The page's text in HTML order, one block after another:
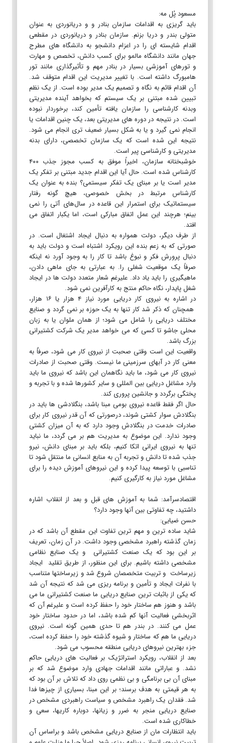
مسعود پُل مه:
باید گریزی به اقدامات سازمان بنادر و و دریانوردی به عنوان
متولی بندر و دریا بزنم. سازمان بنادر و دریانوردی در مقطعی
اقدام شایسته ای را در اعزام دانشجو به دانشگاه های مطرح
جهان مانند دانشگاه مالمو برای کسب دانش، تخصص و مهارت
و تورهای آموزشی بسیار در بنادر مهم و تأثیرگذاری مانند تور
هامبورگ داشته است. با تغییر مدیریت این اقدام متوقف شد.
آن اقدام قائم به نگاه و تصمیم یک مدیر بوده است. از یک نظم
تبیین شده مبتنی بر یک سیستم که بخواهد آینده مدیریتی
وبدنه کارشناسی را سازمان یافته تأمین کند، برخوردار نبوده
است. در نتیجه در دوره های مدیریتی بعد، یک چنین اقدامات یا
انجام نمی گیرد و یا به شکل بسیار ضعیف تری انجام می شود.
نتیجه این شده است که یک سازمان تخصصی، دارای بدنه
مدیریتی و کارشناسی پیر است.
خوشبختانه سازمان، اخیراً موفق به کسب مجوز جذب ۴۰۰
کارشناس شده است. حال آیا این اقدام جدید مبتنی بر تفکر یک
مدیر است یا بر مبنای یک تفکر سیستمی؟ بنده به عنوان یک
کارشناس مرتبط در بخش خصوصی، هیچ گونه رفتار
سیستماتیک برای استمرار این قاعده در سال‌های آتی را نمی
بینم؛ هرچند این عمل اتفاق مبارکی است، اما یکبار اتفاق می
افتد.
از طرف دیگر، دولت همواره به دنبال ایجاد اشتغال است. در
صورتی که به زعم بنده این رویکرد اشتباه است و دولت باید به
دنبال پرورش فکر و نبوغ باشد تا کار را به وجود آورد نه اینکه
صرفاً یک موقعیت شغلی را. به عبارتی به جای ماهی دادن،
ماهیگیری را باید یاد داد. علیرغم شعار متعدد دولت ها در ایجاد
شغل پایدار، نگاه حاکم منتج به کارآفرین نمی شود.
در اشاره به نیروی کار دریایی مورد نیاز ۴ هزار یا ۱۶ هزار،
همچنان که ذکر شد کار تنها به یک حوزه بر نمی گردد و صنایع
مختلف دریایی را شامل می شود؛ از همان ملوان یا به زبان
محلی جاشو تا کسی که می خواهد مدیر یک شرکت کشتیرانی
بزرگ باشد.
واقعیت این است وقتی صحبت از نیروی کار می شود، صرفاٌ به
معنی کار در آبهای سرزمینی ما نیست. وقتی صحبت از صادرات
نیروی کار می شود، ما باید نگاهمان این باشد که نیروی ما باید
وارد مشاغل دریایی بین المللی و سایر کشورها شده و با تجربه و
پختگی برگردد و جانشین پروری کند.
حال اگر فقط قاعده نیروی بومی مبنا باشد، بنگلادشی ها باید در
بنگلادش سوار کشتی شوند، درصورتی که آن قدر نیروی کار برای
صادرات خدمت در بنگلادش وجود دارد که به آن میزان کشتی
وجود ندارد. این موضوع به مدیریت هم بر می گردد، ما نباید
تنها به نیروی ایرانی اتکا کنیم، بلکه باید بر مبنای دانش، نیرو
جذب شده تا دانش و تجربه آن به منابع انسانی ما منتقل شود تا
تناسبی با توسعه پیدا کرده و این نیروهای آموزش دیده را برای
مشاغل مورد نیاز به کارگیری کنیم.
اقتصادسرآمد: شما به آموزش های قبل و بعد از انقلاب اشاره
داشتید، چه تفاوتی بین آنها وجود دارد؟
حسن ضیایی:
شاید ساده ترین و مهم ترین تفاوت این مقطع آن باشد که در
زمان گذشته راهبرد مشخصی وجود داشت. در آن زمان، تعریف
بر این بود که یک صنعت کشتیرانی و یک صنایع نظامی
مشخصی داشته باشیم. برای این منظور، از طریق تقلید ایجاد
زیرساخت و تربیت متخصصان شروع شد و زیرساختها متناسب
با نفرات ایجاد و تأمین و برنامه ریزی می شد که نتیجه آن شد
که یکی از باثبات ترین صنایع دریایی ما صنعت کشتیرانی ما می
باشد و هنوز هم ساختار خود را حفظ کرده است و علیرغم آن که
اثربخشی فعالیت آنها کم شده باشد، اما در حدود ساختار خود
عمل می کنند. در بندر هم تا حدی همین گونه است. نیروی
دریایی ما هم که ساختار و شیوه گذشته خود را حفظ کرده است،
جزء بهترین نیروهای دریایی منطقه محسوب می شود.
بعد از انقلاب، رویکرد استراتژیک بر فعالیت های دریایی حاکم
نشد. و عباراتی مانند اقدامات جهادی وارد موضوع شد که بر
مبنای آن بی برنامگی و بی نظمی روی داد که تلاش بر آن بود که
به هر قیمتی به هدف برسند؛ بر این مبنا، بسیاری از چیزها فدا
شد. فقدان یک راهبرد مشخص و سیاست راهبردی مشخص در
صنایع دریایی منجر به ضرر و زیانها، دوباره کاریها، سعی و
خطاکاری شده است.
باید انتظارات مان از صنایع دریایی مشخص باشد و براساس آن